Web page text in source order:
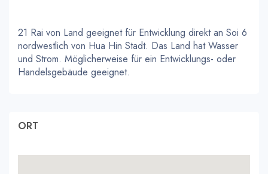
21 Rai von Land geeignet für Entwicklung direkt an Soi 6
nordwestlich von Hua Hin Stadt. Das Land hat Wasser
und Strom. Möglicherweise für ein Entwicklungs- oder
Handelsgebäude geeignet.
ORT